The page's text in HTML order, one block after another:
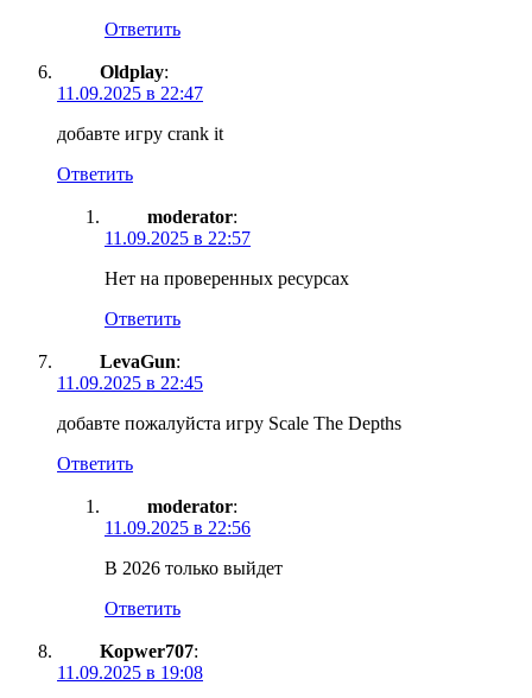
Ответить
Oldplay:
11.09.2025 в 22:47
добавте игру crank it
Ответить
moderator:
11.09.2025 в 22:57
Нет на проверенных ресурсах
Ответить
LevaGun:
11.09.2025 в 22:45
добавте пожалуйста игру Scale The Depths
Ответить
moderator:
11.09.2025 в 22:56
В 2026 только выйдет
Ответить
Kopwer707:
11.09.2025 в 19:08